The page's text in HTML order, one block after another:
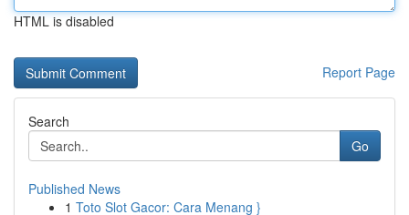
HTML is disabled
Report Page
Search
Go
Published News
1 Toto Slot Gacor: Cara Menang }